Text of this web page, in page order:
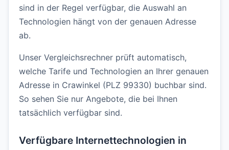
sind in der Regel verfügbar, die Auswahl an
Technologien hängt von der genauen Adresse
ab.
Unser Vergleichsrechner prüft automatisch,
welche Tarife und Technologien an Ihrer genauen
Adresse in Crawinkel (PLZ 99330) buchbar sind.
So sehen Sie nur Angebote, die bei Ihnen
tatsächlich verfügbar sind.
Verfügbare Internettechnologien in